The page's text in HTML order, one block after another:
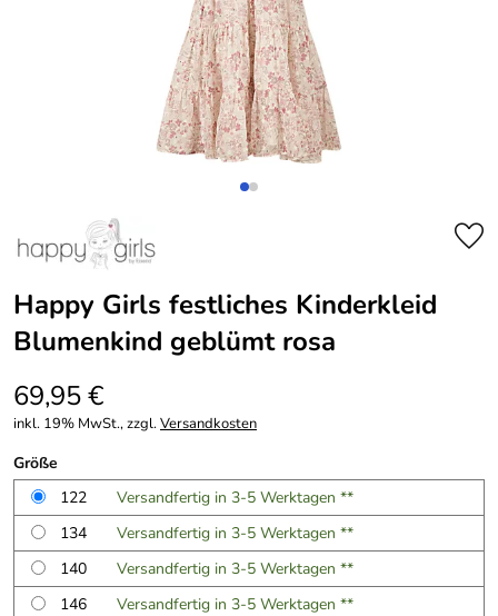
Happy Girls festliches Kinderkleid
Blumenkind geblümt rosa
69,95 €
inkl. 19% MwSt., zzgl.Versandkosten
Größe
122
Versandfertig in 3-5 Werktagen **
134
Versandfertig in 3-5 Werktagen **
140
Versandfertig in 3-5 Werktagen **
146
Versandfertig in 3-5 Werktagen **